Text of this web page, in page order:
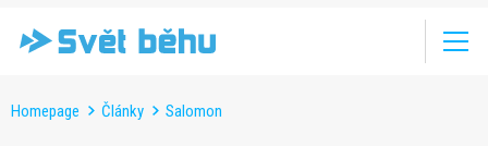
Homepage Články Salomon